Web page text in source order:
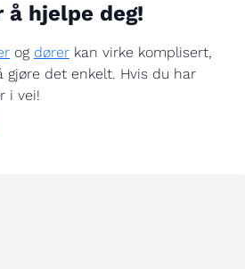
å hjelpe deg!
og dører kan virke komplisert,
gjøre det enkelt. Hvis du har
i vei!